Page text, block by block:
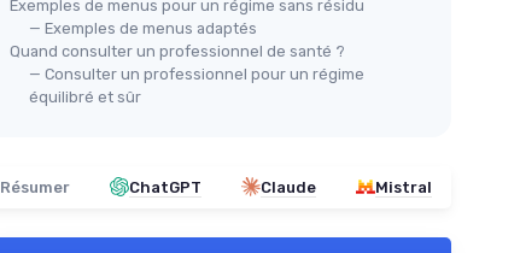
Exemples de menus pour un régime sans résidu
— Exemples de menus adaptés
Quand consulter un professionnel de santé ?
— Consulter un professionnel pour un régime
équilibré et sûr
Résumer ChatGPT Claude Mistral